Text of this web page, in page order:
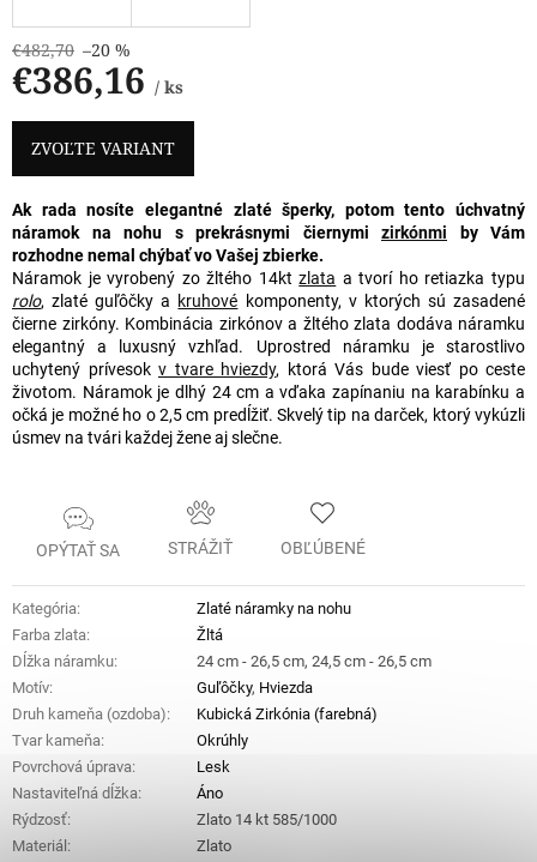
€482,70 –20 %
€386,16 / ks
Jednotková
cena:
ZVOĽTE VARIANT
Ak rada nosíte elegantné zlaté šperky, potom tento úchvatný
náramok na nohu s prekrásnymi čiernymi zirkónmi by Vám
rozhodne nemal chýbať vo Vašej zbierke.
Náramok je vyrobený zo žltého 14ktzlata a tvorí ho retiazka typu
rolo, zlaté guľôčky a kruhové komponenty, v ktorých sú zasadené
čierne zirkóny. Kombinácia zirkónova žltého zlata dodáva náramku
elegantný a luxusný vzhľad. Uprostred náramku je starostlivo
uchytený prívesok v tvare hviezdy, ktorá Vás bude viesť po ceste
životom. Náramok je dlhý 24 cm a vďaka zapínaniu na karabínku a
očká je možné ho o 2,5 cm predĺžiť. Skvelý tip na darček, ktorý vykúzli
úsmev na tvári každej žene aj slečne.
OPÝTAŤ SA STRÁŽIŤ OBĽÚBENÉ
Kategória:
Zlaté náramky na nohu
Farba zlata:
Žltá
Dĺžka náramku:
24 cm - 26,5 cm, 24,5 cm - 26,5 cm
Motív: Guľôčky, Hviezda
Druh kameňa (ozdoba):
Kubická Zirkónia (farebná)
Tvar kameňa:
Okrúhly
Povrchová úprava:
Lesk
Nastaviteľná dĺžka:
Áno
Rýdzosť:
Zlato 14 kt 585/1000
Materiál :
Zlato